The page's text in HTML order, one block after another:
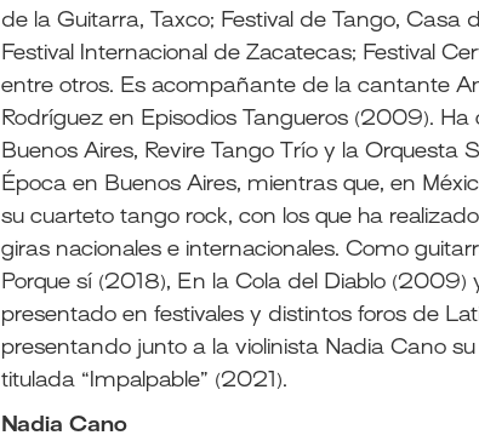
de la Guitarra, Taxco; Festival de Tango, Casa
Festival Internacional de Zacatecas; Festival
entre otros. Es acompañante de la cantante
Rodríguez en Episodios Tangueros (2009).
Buenos Aires, Revire Tango Trío y la Orquesta
Época en Buenos Aires, mientras que, en
su cuarteto tango rock, con los que ha
giras nacionales e internacionales. Como
Porque sí (2018), En la Cola del Diablo
presentado en festivales y distintos foros de
presentando junto a la violinista Nadia Cano
titulada “Impalpable” (2021).
Nadia Cano